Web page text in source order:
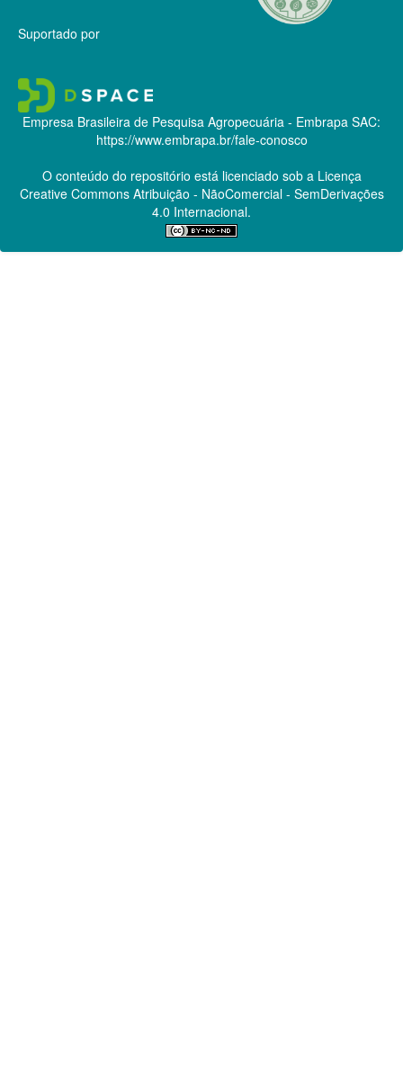
Suportado por
Empresa Brasileira de Pesquisa Agropecuária - Embrapa SAC:
https://www.embrapa.br/fale-conosco
O conteúdo do repositório está licenciado sob a Licença
Creative CommonsAtribuição - NãoComercial - SemDerivações
4.0 Internacional.